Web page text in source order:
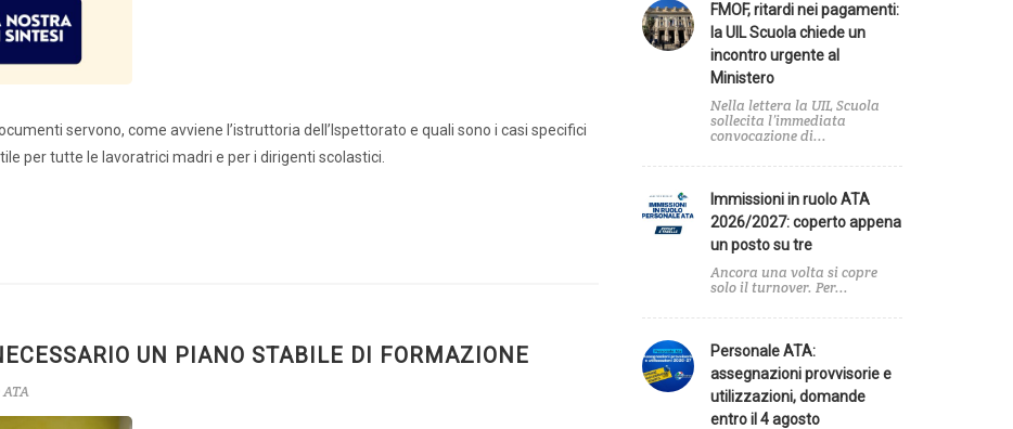
stampa Rassegna stampa Scuola d’oggi Agenda
scolastici Uil Scuola Esteri Ufficio Legale Nazionale
servono, come avviene l’istruttoria dell’Ispettorato e quali sono i casi specifici
per tutte le lavoratrici madri e per i dirigenti scolastici.
UN PIANO STABILE DI FORMAZIONE
FMOF, ritardi nei pagamenti:
la UIL Scuola chiede un
incontro urgente al
Ministero
Nella lettera la UIL Scuola
sollecita l’immediata
convocazione di...
Immissioni in ruolo ATA
2026/2027: coperto appena
un posto su tre
Ancora una volta si copre
solo il turnover. Per...
Personale ATA:
assegnazioni provvisorie e
utilizzazioni, domande
entro il 4 agosto